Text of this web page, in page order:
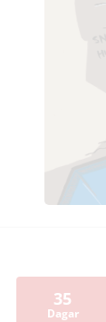
35
Dagar